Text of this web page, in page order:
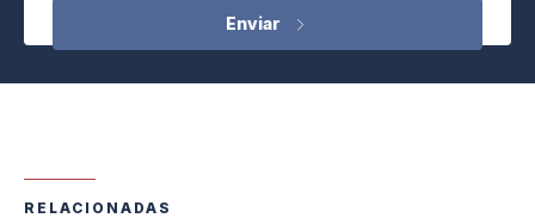
RELACIONADAS